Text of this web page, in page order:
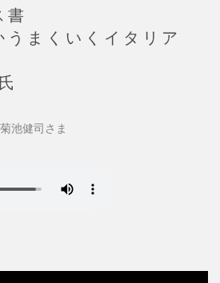
書
うまくいくイタリア
池健司さま